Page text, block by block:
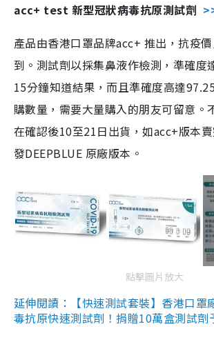
acc+ test 新型冠狀病毒抗原測試劑
產品由香港口罩品牌acc+ 推出，抗疫
到。測試劑以採集鼻液作檢測，準確度
15分鐘知道結果，而且準確度高達
購數量，需要大量購入的朋友可留意。
在確認後10至21日出貨，如acc+版本
發DEEPBLUE 原廠版本。
點擊圖片放大
延伸閱讀：【快速測試套裝】香港口罩
毒抗原快速測試劑！捐贈10萬盒測試劑